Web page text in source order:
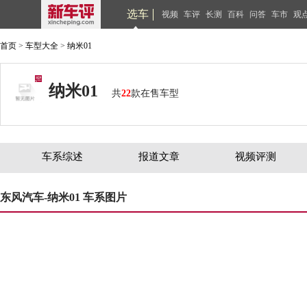
选车 视频 车评 长测 百科 问答 车市 观
首页 > 车型大全 > 纳米01
纳米01 共22款在售车型
车系综述 报道文章 视频评测
东风汽车-纳米01 车系图片